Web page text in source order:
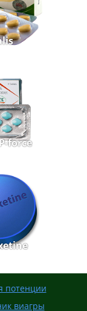
force
потенции
виагры